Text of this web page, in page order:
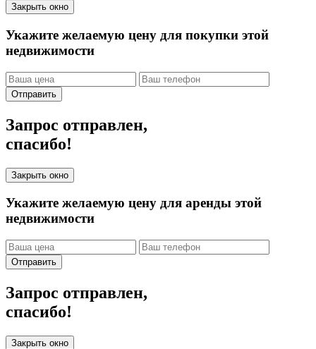
Закрыть окно
Укажите желаемую цену для покупки этой
недвижимости
Отправить
Запрос отправлен,
спасибо!
Закрыть окно
Укажите желаемую цену для аренды этой
недвижимости
Отправить
Запрос отправлен,
спасибо!
Закрыть окно